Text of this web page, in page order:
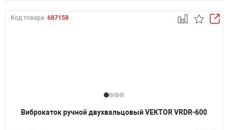
Код товара: 687158
Виброкаток ручной двухвальцовый VEKTOR VRDR-600